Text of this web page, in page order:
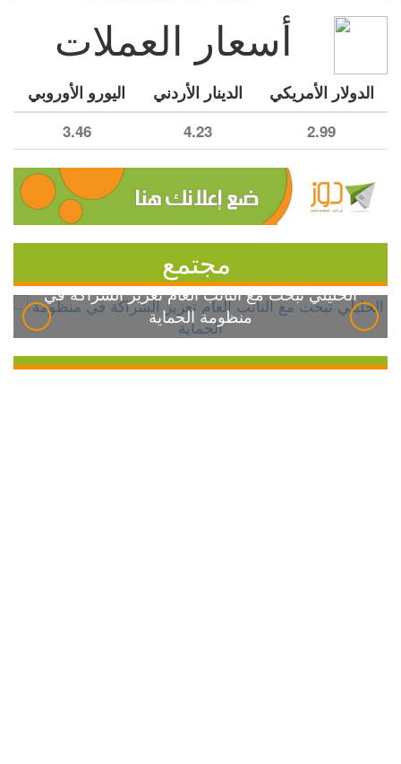
أسعار العملات
الدولار الأمريكي الدينار الأردني اليورو الأوروبي
2.99
4.23
3.46
مجتمع
الخليلي تبحث مع النائب العام تعزيز الشراكة في
منظومة الحماية